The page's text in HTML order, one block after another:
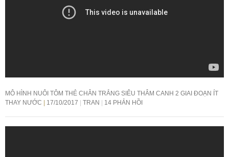
MÔ HÌNH NUÔI TÔM THẺ CHÂN TRẮNG SIÊU THÂM CANH 2 GIAI ĐOẠN ÍT
THAY NƯỚC
17/10/2017 TRAN 14 PHẢN HỒI